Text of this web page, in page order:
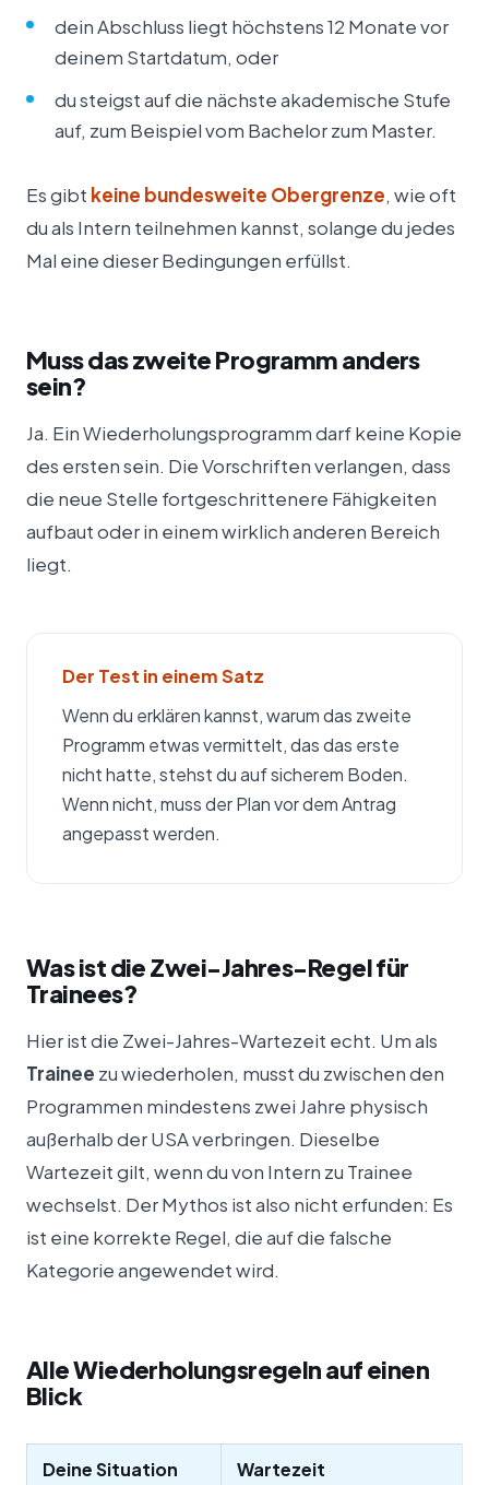
dein Abschluss liegt höchstens 12 Monate vor
deinem Startdatum, oder
du steigst auf die nächste akademische Stufe
auf, zum Beispiel vom Bachelor zum Master.
Es gibt keine bundesweite Obergrenze, wie oft
du als Intern teilnehmen kannst, solange du jedes
Mal eine dieser Bedingungen erfüllst.
Muss das zweite Programm anders
sein?
Ja. Ein Wiederholungsprogramm darf keine Kopie
des ersten sein. Die Vorschriften verlangen, dass
die neue Stelle fortgeschrittenere Fähigkeiten
aufbaut oder in einem wirklich anderen Bereich
liegt.
Der Test in einem Satz
Wenn du erklären kannst, warum das zweite
Programm etwas vermittelt, das das erste
nicht hatte, stehst du auf sicherem Boden.
Wenn nicht, muss der Plan vor dem Antrag
angepasst werden.
Was ist die Zwei-Jahres-Regel für
Trainees?
Hier ist die Zwei-Jahres-Wartezeit echt. Um als
Trainee zu wiederholen, musst du zwischen den
Programmen mindestens zwei Jahre physisch
außerhalb der USA verbringen. Dieselbe
Wartezeit gilt, wenn du von Intern zu Trainee
wechselst. Der Mythos ist also nicht erfunden: Es
ist eine korrekte Regel, die auf die falsche
Kategorie angewendet wird.
Alle Wiederholungsregeln auf einen
Blick
Deine Situation Wartezeit